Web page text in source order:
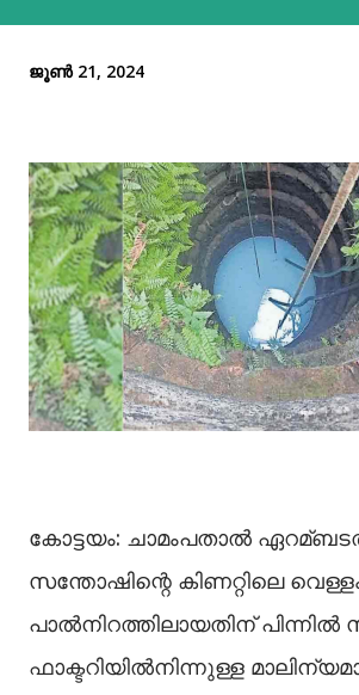
ജൂൺ 21, 2024
കോട്ടയം: ചാമംപതാല്‍
സന്തോഷിന്റെ കിണറ്റിലെ
പാല്‍നിറത്തിലായതിന്
ഫാക്ടറിയില്‍നിന്നുള്ള